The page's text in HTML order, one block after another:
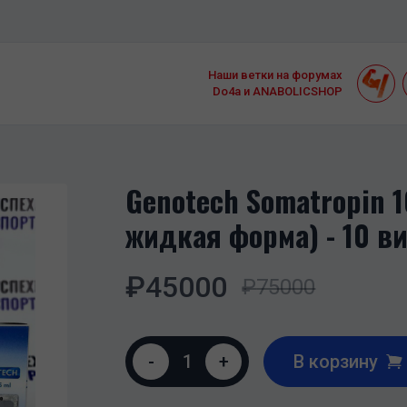
Наши ветки на форумах
Do4a и ANABOLICSHOP
Genotech Somatropin
жидкая форма) - 10
₽45000 ₽75000
- 1 + В корзину